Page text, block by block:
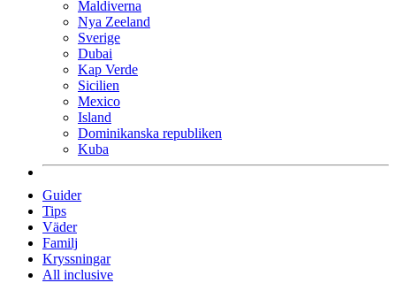
Maldiverna
Nya Zeeland
Sverige
Dubai
Kap Verde
Sicilien
Mexico
Island
Dominikanska republiken
Kuba
Guider
Tips
Väder
Familj
Kryssningar
All inclusive